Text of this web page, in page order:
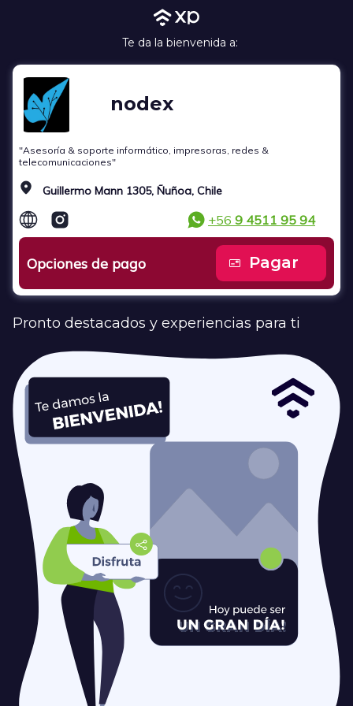
Te da la bienvenida a:
nodex
"Asesoría & soporte informático, impresoras, redes &
telecomunicaciones"
Guillermo Mann 1305, Ñuñoa, Chile
+56 9 4511 95 94
Opciones de pago Pagar
Pronto destacados y experiencias para ti